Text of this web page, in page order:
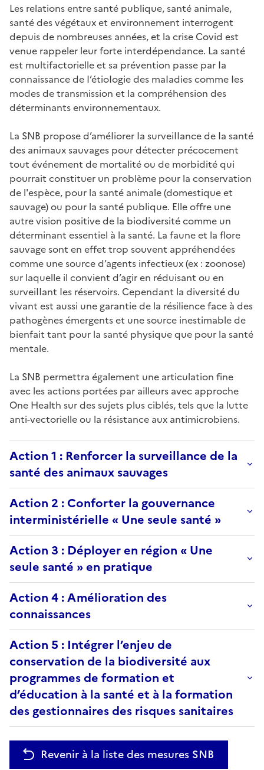
Les relations entre santé publique, santé animale,
santé des végétaux et environnement interrogent
depuis de nombreuses années, et la crise Covid est
venue rappeler leur forte interdépendance. La santé
est multifactorielle et sa prévention passe par Ia
connaissance de I’étioIogie des maIadies comme Ies
modes de transmission et la compréhension des
déterminants environnementaux.
La SNB propose d’améIiorer Ia surveiIIance de Ia santé
des animaux sauvages pour détecter précocement
tout événement de mortalité ou de morbidité qui
pourrait constituer un problème pour la conservation
de l'espèce, pour la santé animale (domestique et
sauvage) ou pour la santé publique. Elle offre une
autre vision positive de la biodiversité comme un
déterminant essentiel à la santé. La faune et la flore
sauvage sont en effet trop souvent appréhendées
comme une source d’agents infectieux (ex : zoonose)
sur laquelle il convient d’agir en réduisant ou en
surveiIIant Ies réservoirs. Cependant la diversité du
vivant est aussi une garantie de la résilience face à des
pathogènes émergents et une source inestimable de
bienfait tant pour la santé physique que pour la santé
mentale.
La SNB permettra également une articulation fine
avec les actions portées par ailleurs avec approche
One Health sur des sujets plus ciblés, tels que la lutte
anti-vectorielle ou la résistance aux antimicrobiens.
Action 1 : Renforcer la surveillance de la
santé des animaux sauvages
Action 2 : Conforter la gouvernance
interministérielle « Une seule santé »
Action 3 : Déployer en région « Une
seule santé » en pratique
Action 4 : Amélioration des
connaissances
Action 5 : Intégrer l’enjeu de
conservation de la biodiversité aux
programmes de formation et
d’éducation à la santé et à la formation
des gestionnaires des risques sanitaires
Revenir à la liste des mesures SNB